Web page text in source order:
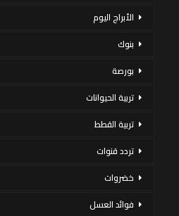
الأبراج اليوم
بنوك
بورصة
تربية الحيوانات
تربية القطط
تردد قنوات
خضروات
فوائد العسل